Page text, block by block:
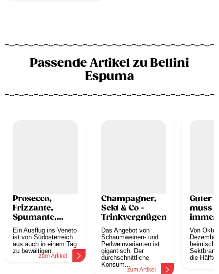
Passende Artikel zu Bellini
Espuma
Prosecco,
Frizzante,
Spumante,
Cartizze...
Ein Ausflug ins Veneto
ist von Südösterreich
aus auch in einem Tag
zu bewältigen....
zum Artikel
Champagner,
Sekt & Co -
Trinkvergnügen
Das Angebot von
Schaumweinen- und
Perlweinvarianten ist
gigantisch. Der
durchschnittliche
Konsum...
zum Artikel
Guter
muss
immer
sein
Von
heimische
die Hälfte